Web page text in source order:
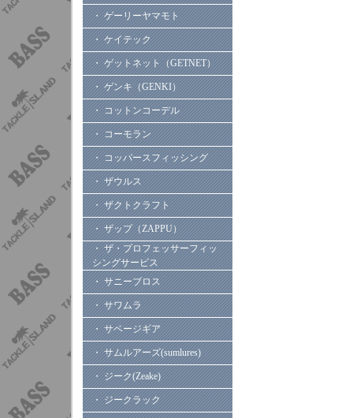
・ ゲーリーヤマモト
・ ケイテック
・ ゲットネット（GETNET）
・ ゲンキ（GENKI）
・ コットンコーデル
・ コーモラン
・ コッパースフィッシング
・ ザウルス
・ ザクトクラフト
・ ザップ（ZAPPU）
・ ザ・プロフェッサーフィッ
シングサービス
・ サニーブロス
・ サワムラ
・ サベージギア
・ サムルアーズ(sumlures)
・ ジーク(Zeake)
・ ジークラック